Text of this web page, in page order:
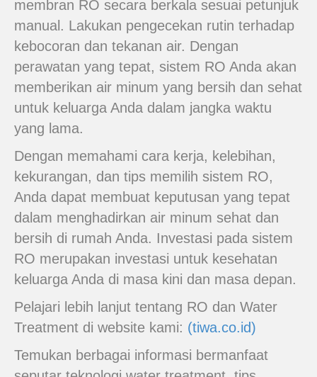
membran RO secara berkala sesuai petunjuk
manual. Lakukan pengecekan rutin terhadap
kebocoran dan tekanan air. Dengan
perawatan yang tepat, sistem RO Anda akan
memberikan air minum yang bersih dan sehat
untuk keluarga Anda dalam jangka waktu
yang lama.
Dengan memahami cara kerja, kelebihan,
kekurangan, dan tips memilih sistem RO,
Anda dapat membuat keputusan yang tepat
dalam menghadirkan air minum sehat dan
bersih di rumah Anda. Investasi pada sistem
RO merupakan investasi untuk kesehatan
keluarga Anda di masa kini dan masa depan.
Pelajari lebih lanjut tentang RO dan Water
Treatment di website kami: (tiwa.co.id)
Temukan berbagai informasi bermanfaat